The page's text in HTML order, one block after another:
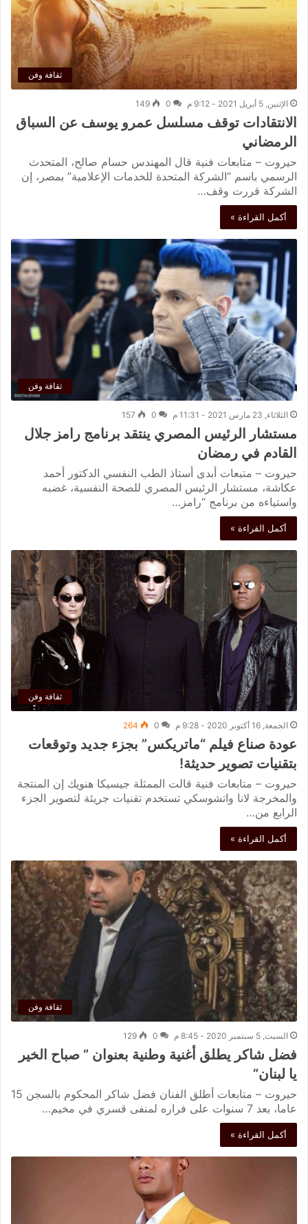
ثقافة وفن
الإثنين, 5 أبريل 2021 - 9:12 م 0
149
الانتقادات توقف مسلسل عمرو يوسف عن السباق
الرمضاني
حيروت – متابعات فنية قال المهندس حسام صالح، المتحدث
الرسمي باسم “الشركة المتحدة للخدمات الإعلامية” بمصر، إن
الشركة قررت وقف…
أكمل القراءة »
ثقافة وفن
الثلاثاء, 23 مارس 2021 - 11:31 م 0
157
مستشار الرئيس المصري ينتقد برنامج رامز جلال
القادم في رمضان
حيروت – متبعات أبدى أستاذ الطب النفسي الدكتور أحمد
عكاشة، مستشار الرئيس المصري للصحة النفسية، غضبه
واستياءه من برنامج “رامز…
أكمل القراءة »
ثقافة وفن
الجمعة, 16 أكتوبر 2020 - 9:28 م 0
264
عودة صناع فيلم “ماتريكس” بجزء جديد وتوقعات
بتقنيات تصوير حديثة!
حيروت – متابعات فنية قالت الممثلة جيسيكا هنويك إن المنتجة
والمخرجة لانا واتشوسكي تستخدم تقنيات جريئة لتصوير الجزء
الرابع من…
أكمل القراءة »
ثقافة وفن
السبت, 5 سبتمبر 2020 - 8:45 م 0
129
فضل شاكر يطلق أغنية وطنية بعنوان ” صباح الخير
يا لبنان”
حيروت – متابعات أطلق الفنان فضل شاكر المحكوم بالسجن 15
عاما، بعد 7 سنوات على فراره لمنفى قسري في مخيم…
أكمل القراءة »